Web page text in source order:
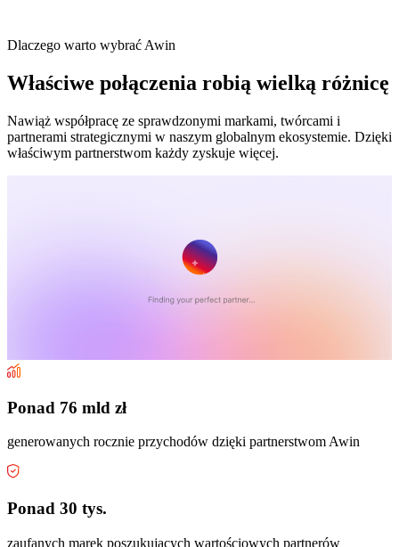
Dlaczego warto wybrać Awin
Właściwe połączenia robią wielką różnicę
Nawiąż współpracę ze sprawdzonymi markami, twórcami i
partnerami strategicznymi w naszym globalnym ekosystemie. Dzięki
właściwym partnerstwom każdy zyskuje więcej.
Ponad 76 mld zł
generowanych rocznie przychodów dzięki partnerstwom Awin
Ponad 30 tys.
zaufanych marek poszukujących wartościowych partnerów